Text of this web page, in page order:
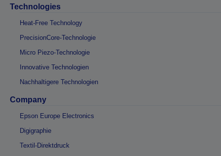
Technologies
Heat-Free Technology
PrecisionCore-Technologie
Micro Piezo-Technologie
Innovative Technologien
Nachhaltigere Technologien
Company
Epson Europe Electronics
Digigraphie
Textil-Direktdruck